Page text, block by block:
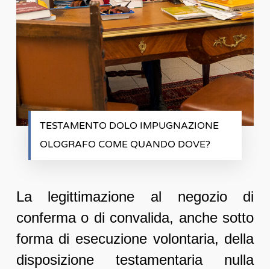
TESTAMENTO DOLO IMPUGNAZIONE
OLOGRAFO COME QUANDO DOVE?
La legittimazione al negozio di
conferma o di convalida, anche sotto
forma di esecuzione volontaria, della
disposizione testamentaria nulla